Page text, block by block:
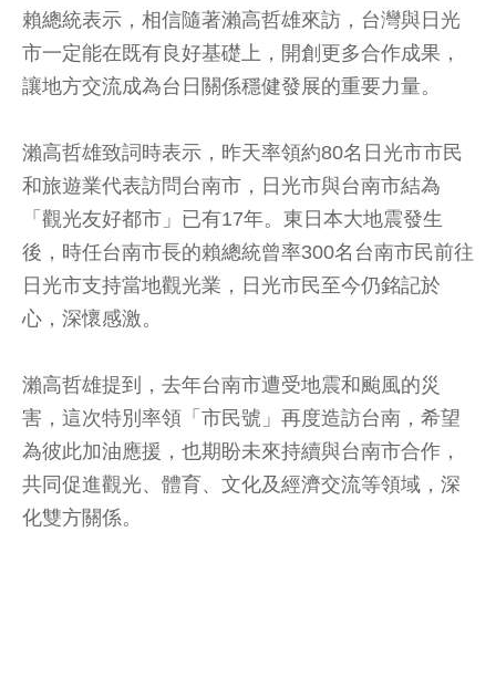
賴總統表示，相信隨著瀨高哲雄來訪，台灣與日光
市一定能在既有良好基礎上，開創更多合作成果，
讓地方交流成為台日關係穩健發展的重要力量。
瀨高哲雄致詞時表示，昨天率領約80名日光市市民
和旅遊業代表訪問台南市，日光市與台南市結為
「觀光友好都市」已有17年。東日本大地震發生
後，時任台南市長的賴總統曾率300名台南市民前往
日光市支持當地觀光業，日光市民至今仍銘記於
心，深懷感激。
瀨高哲雄提到，去年台南市遭受地震和颱風的災
害，這次特別率領「市民號」再度造訪台南，希望
為彼此加油應援，也期盼未來持續與台南市合作，
共同促進觀光、體育、文化及經濟交流等領域，深
化雙方關係。